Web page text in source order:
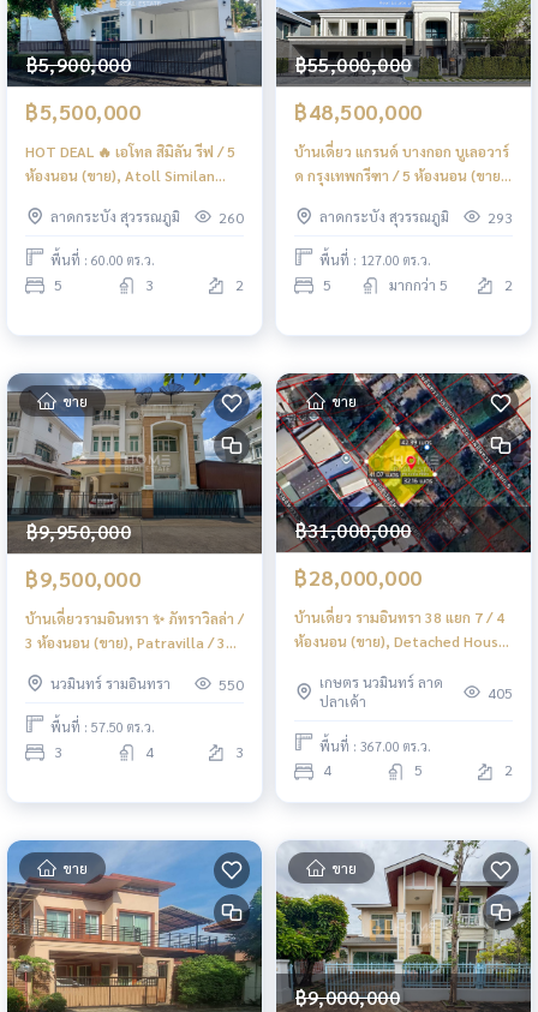
฿5,900,000
฿5,500,000
HOT DEAL 🔥 เอโทล สิมิลัน รีฟ / 5
ห้องนอน (ขาย), Atoll Similan
BZD125ลาดกระบัง สุวรรณภูมิ 260
พื้นที่ : 60.00 ตร.ว.
5 3 2
฿55,000,000
฿48,500,000
บ้านเดี่ยว แกรนด์ บางกอก บูเลอวาร์
ด กรุงเทพกรีฑา / 5 ห้องนอน (ขาย),
Krungthepkreetha / Detached
House 5 Bedrooms (FOR SALE)
BZD122
ลาดกระบัง สุวรรณภูมิ 293
พื้นที่ : 127.00 ตร.ว.
5 มากกว่า 5 2
ขาย
฿9,950,000
฿9,500,000
บ้านเดี่ยวรามอินทรา ✨ ภัทราวิลล่า /
3 ห้องนอน (ขาย), Patravilla / 3
นวมินทร์ รามอินทรา
550
พื้นที่ : 57.50 ตร.ว.
3 4 3
ขาย
฿31,000,000
฿28,000,000
บ้านเดี่ยว รามอินทรา 38 แยก 7 / 4
ห้องนอน (ขาย), Detached House
Bedrooms (FOR SALE) TPM080
เกษตร นวมินทร์ ลาด
ปลาเค้า
405
พื้นที่ : 367.00 ตร.ว.
4 5 2
ขาย ขาย
฿9,000,000